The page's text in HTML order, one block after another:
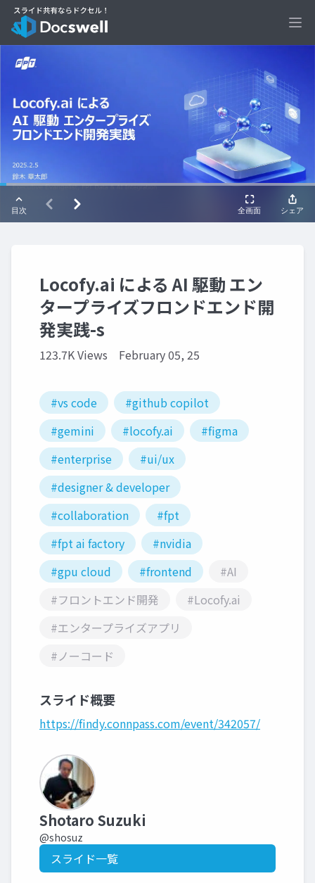
Locofy.ai による AI 駆動 エン
タープライズフロンドエンド開
発実践-s
123.7K Views February 05, 25
#vs code
#github copilot
#gemini
#locofy.ai
#figma
#enterprise
#ui/ux
#designer & developer
#collaboration
#fpt
#fpt ai factory
#nvidia
#gpu cloud
#frontend
#AI
#フロントエンド開発
#Locofy.ai
#エンタープライズアプリ
#ノーコード
スライド概要
https://findy.connpass.com/event/342057/
Shotaro Suzuki
@shosuz
スライド一覧